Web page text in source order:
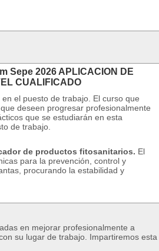
Sepe 2026 APLICACION DE
CUALIFICADO
el puesto de trabajo. El curso que
deseen progresar profesionalmente
que se estudiarán en esta
de trabajo.
de productos fitosanitarios. El
para la prevención, control y
procurando la estabilidad y
en mejorar profesionalmente a
su lugar de trabajo. Impartiremos esta